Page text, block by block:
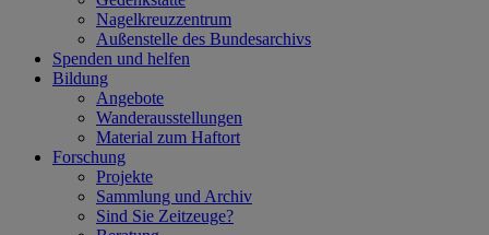
Nagelkreuzzentrum
Außenstelle des Bundesarchivs
Spenden und helfen
Bildung
Angebote
Wanderausstellungen
Material zum Haftort
Forschung
Projekte
Sammlung und Archiv
Sind Sie Zeitzeuge?